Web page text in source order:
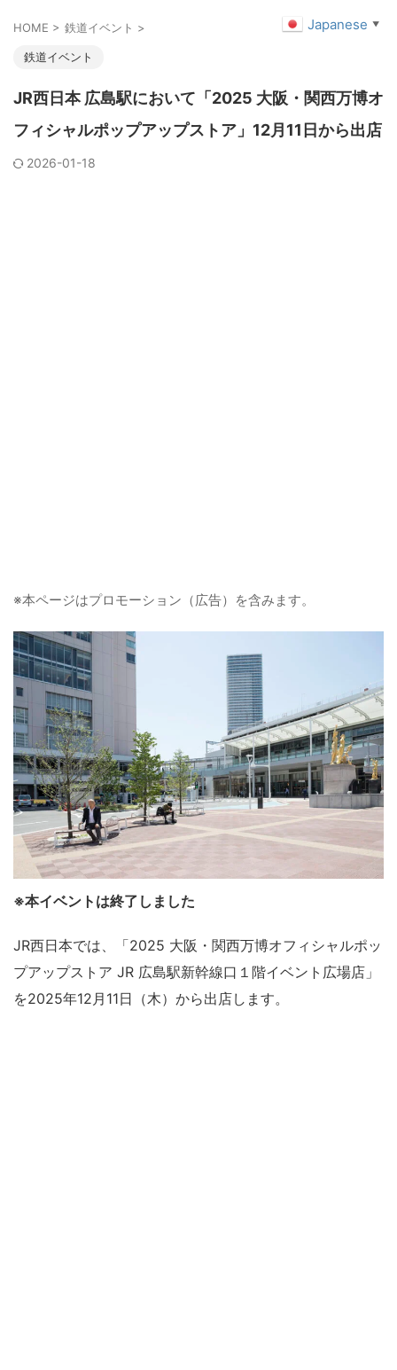
HOME > 鉄道イベント >
鉄道イベント
JR西日本 広島駅において「2025 大阪・関西万博オ
フィシャルポップアップストア」12月11日から出店
2026-01-18
※本ページはプロモーション（広告）を含みます。
※本イベントは終了しました
JR西日本では、「2025 大阪・関西万博オフィシャルポッ
プアップストア JR 広島駅新幹線口１階イベント広場店」
を2025年12月11日（木）から出店します。
Japanese ▼